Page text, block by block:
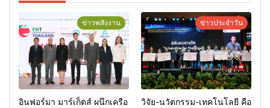
ข่าวพลังงาน
อินฟอร์มา มาร์เก็ตส์ ผนึกเครือ
ข่าวประจำวัน
วิจัย-นวัตกรรม-เทคโนโลยี คือ